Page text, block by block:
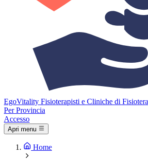
EgoVitality Fisioterapisti e Cliniche di
Per Provincia
Accesso
Apri menu
Home